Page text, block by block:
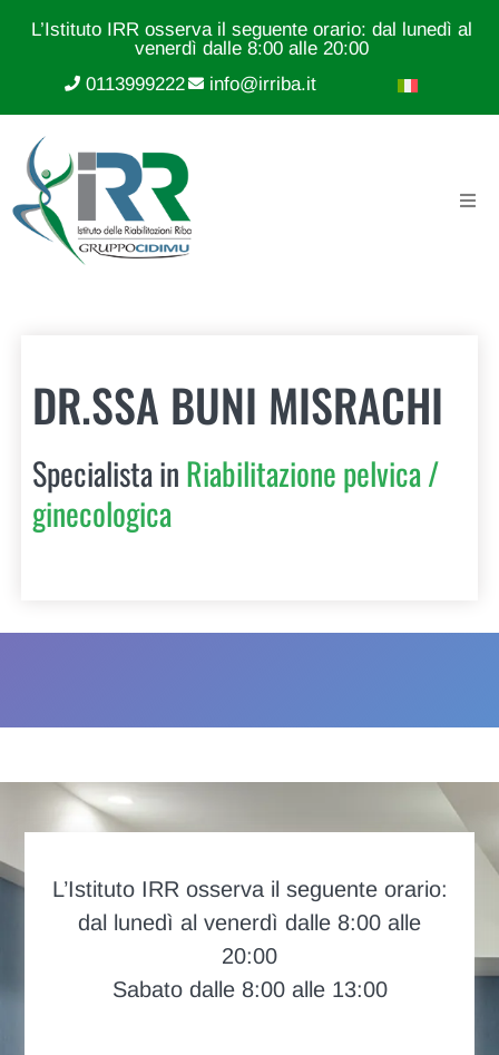
L’Istituto IRR osserva il seguente orario: dal lunedì al
venerdì dalle 8:00 alle 20:00
0113999222
info@irriba.it
DR.SSA BUNI MISRACHI
Specialista inRiabilitazione pelvica /
ginecologica
L’Istituto IRR osserva il seguente orario:
dal lunedì al venerdì dalle 8:00 alle
20:00
Sabato dalle 8:00 alle 13:00